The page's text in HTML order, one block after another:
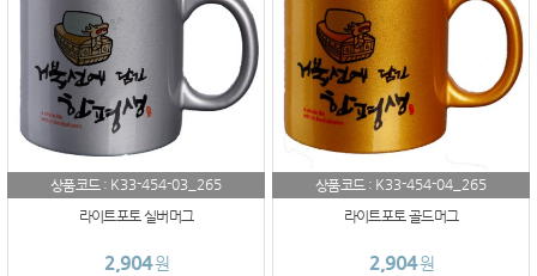
상품코드 : K33-454-03_265
라이트포토 실버머그
2,904원
상품코드 : K33-454-04_265
라이트포토 골드머그
2,904원